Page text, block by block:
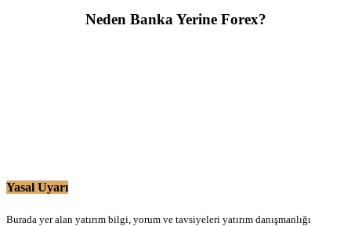
Neden Banka Yerine Forex?
Yasal Uyarı
Burada yer alan yatırım bilgi, yorum ve tavsiyeleri yatırım danışmanlığı